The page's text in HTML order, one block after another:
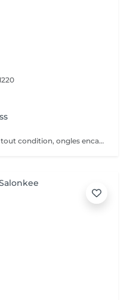
Évaluation des pieds, observant tout condition, ongles encarnes, cour, callosités ! En cas de infections, champignons, micose ou les problèmes cotanés, recomandez une visite chez le podologue si necessaire. Desinfection des Pieds avec solution antiseptique. Retrait du Vernis Précédent avec un dissolvant pour nettoyer complètement les ongles des pieds. Coupez, desencarnes et Modelez les ongles avec une pance et lime, Pousses les Cuticules avec batone pour repousser doucement vers l'arrière et coupez les excès, Coupez avec bisturi les callosites si necessaire Traitement avec une rape pour eliminer les cellules mortes et les callosites, sans besoin d'immersion dans l'eau. Application d'un gommage supplementaire si necessaire. Hydratation Intense avec crème et les cuticules pour maintenir la peau douce, Appliquez une base transparent pour protéger les ongles. Attendez suffisamment de tempos pour sèc